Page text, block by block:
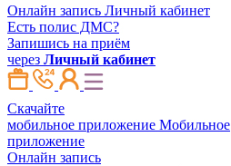
Онлайн запись Личный кабинет
Есть полис ДМС?
Запишись на приём
через Личный кабинет
Скачайте
мобильное приложение Мобильное
приложение
Онлайн запись